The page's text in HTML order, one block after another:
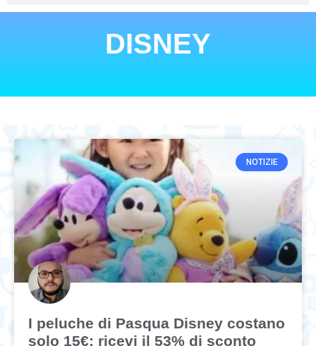
DISNEY
NOTIZIE
I peluche di Pasqua Disney costano
solo 15€: ricevi il 53% di sconto